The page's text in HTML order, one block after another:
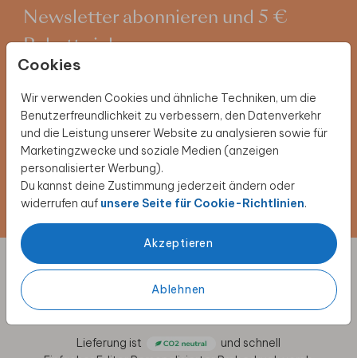
Cookies
Wir verwenden Cookies und ähnliche Techniken, um die
Benutzerfreundlichkeit zu verbessern, den Datenverkehr
und die Leistung unserer Website zu analysieren sowie für
Marketingzwecke und soziale Medien (anzeigen
personalisierter Werbung).
Du kannst deine Zustimmung jederzeit ändern oder
widerrufen auf unsere Seite für Cookie-Richtlinien.
Akzeptieren
Ablehnen
Newsletter abonnieren und 5 €
Rabatt sichern
exklusive Angebote, kreative Inspirationen und
spannende Neuigkeiten aus unserer Produktwelt. Als
Dankeschön erhältst du 5 € Rabatt auf deine nächste
Bestellung.
Jetzt anmelden!
Designs individuell anpassen
für besondere Anlässe
Lieferung ist
und schnell